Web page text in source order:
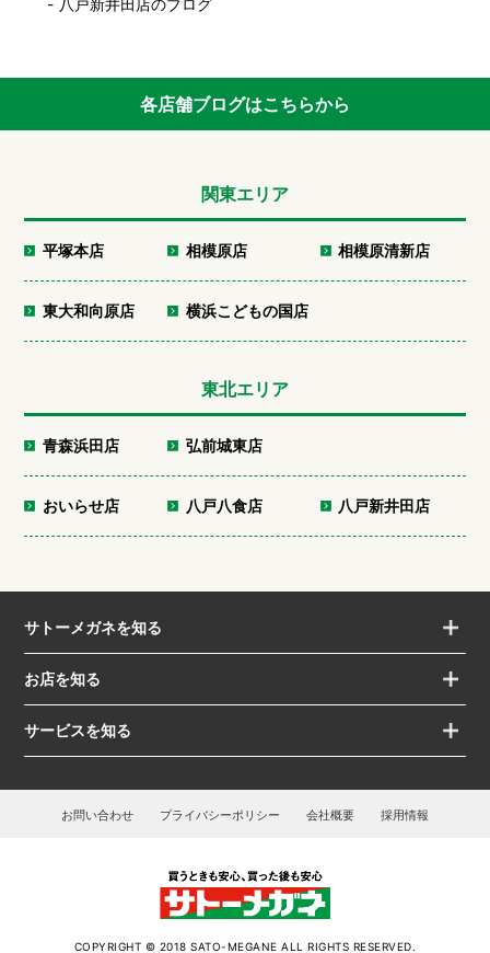
八戸新井田店のブログ
各店舗ブログはこちらから
関東エリア
平塚本店 相模原店 相模原清新店
東大和向原店 横浜こどもの国店
東北エリア
青森浜田店 弘前城東店
おいらせ店 八戸八食店 八戸新井田店
サトーメガネを知る
お店を知る
サービスを知る
お問い合わせ プライバシーポリシー 会社概要 採用情報
COPYRIGHT © 2018 SATO-MEGANE ALL RIGHTS RESERVED.